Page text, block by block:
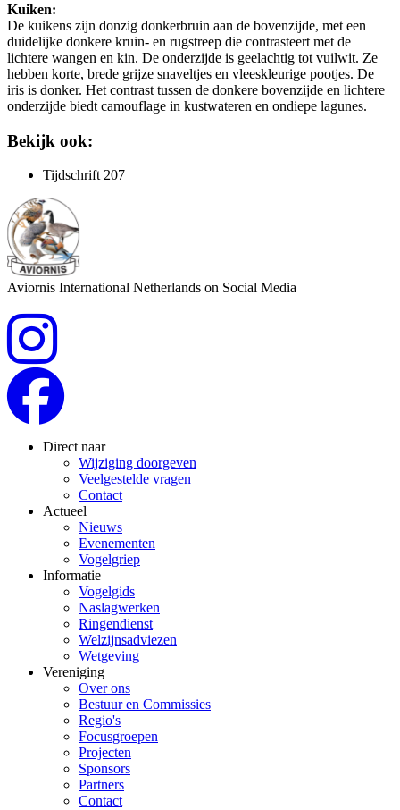
Kuiken:
De kuikens zijn donzig donkerbruin aan de bovenzijde, met een
duidelijke donkere kruin- en rugstreep die contrasteert met de
lichtere wangen en kin. De onderzijde is geelachtig tot vuilwit. Ze
hebben korte, brede grijze snaveltjes en vleeskleurige pootjes. De
iris is donker. Het contrast tussen de donkere bovenzijde en lichtere
onderzijde biedt camouflage in kustwateren en ondiepe lagunes.
Bekijk ook:
Tijdschrift 207
Aviornis International Netherlands on Social Media
Direct naar
Wijziging doorgeven
Veelgestelde vragen
Contact
Actueel
Nieuws
Evenementen
Vogelgriep
Informatie
Vogelgids
Naslagwerken
Ringendienst
Welzijnsadviezen
Wetgeving
Vereniging
Over ons
Bestuur en Commissies
Regio's
Focusgroepen
Projecten
Sponsors
Partners
Contact